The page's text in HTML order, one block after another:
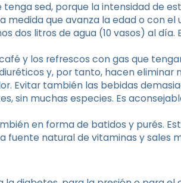
sed, porque la intensidad de
medida que avanza la edad o con el
dos litros de agua (10 vasos) al día.
y los refrescos con gas que
y, por tanto, hacen eliminar
Evitar también las bebidas
sin muchas especies. Es
en forma de batidos y purés.
fuente natural de vitaminas y sales